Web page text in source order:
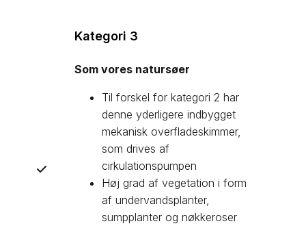
Kategori 3
Som vores natursøer
Til forskel for kategori 2 har
denne yderligere indbygget
mekanisk overfladeskimmer,
som drives af
cirkulationspumpen
Høj grad af vegetation i form
af undervandsplanter,
sumpplanter og nøkkeroser